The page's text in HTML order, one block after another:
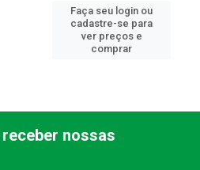
Faça seu login ou
cadastre-se para
ver preços e
comprar
nossas